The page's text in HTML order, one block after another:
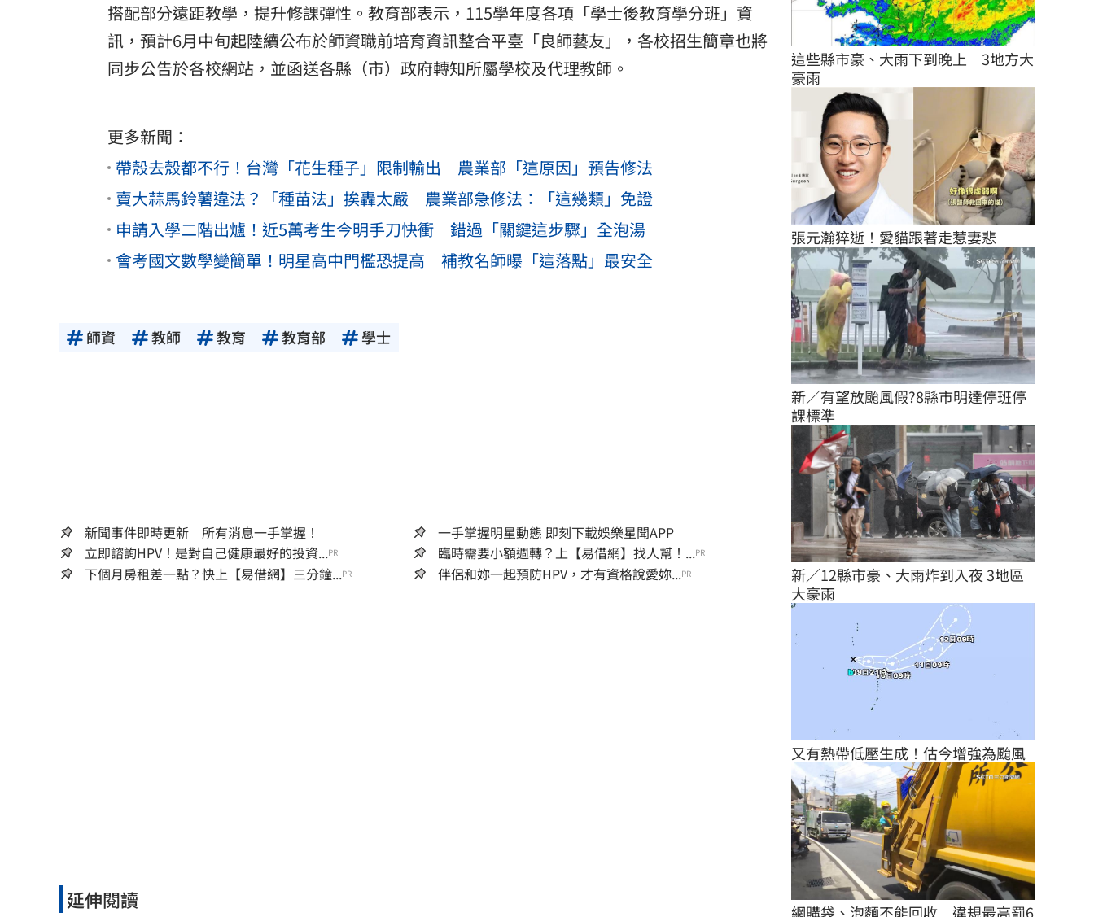
搭配部分遠距教學，提升修課彈性。教育部表示，115學年度各項「學士後教育學分班」資
訊，預計6月中旬起陸續公布於師資職前培育資訊整合平臺「良師藝友」，各校招生簡章也將
同步公告於各校網站，並函送各縣（市）政府轉知所屬學校及代理教師。
更多新聞：
帶殼去殼都不行！台灣「花生種子」限制輸出 農業部「這原因」預告修法
賣大蒜馬鈴薯違法？「種苗法」挨轟太嚴 農業部急修法：「這幾類」免證
申請入學二階出爐！近5萬考生今明手刀快衝 錯過「關鍵這步驟」全泡湯
會考國文數學變簡單！明星高中門檻恐提高 補教名師曝「這落點」最安全
師資 教師 教育 教育部 學士
新聞事件即時更新 所有消息一手掌握！
一手掌握明星動態 即刻下載娛樂星聞APP
立即諮詢HPV！是對自己健康最好的投資...PR 臨時需要小額週轉？上【易借網】找人幫！...PR
下個月房租差一點？快上【易借網】三分鐘...PR 伴侶和妳一起預防HPV，才有資格說愛妳...PR
延伸閱讀
這些縣市豪、大雨下到晚上　3地方大
豪雨
張元瀚猝逝！愛貓跟著走惹妻悲
新／有望放颱風假?8縣市明達停班停
課標準
新／12縣市豪、大雨炸到入夜 3地區
大豪雨
又有熱帶低壓生成！估今增強為颱風
網購袋、泡麵不能回收　違規最高罰6